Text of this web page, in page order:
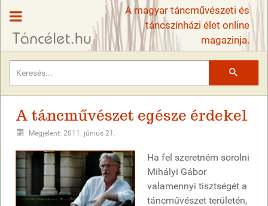
A magyar táncművészeti és
táncszínházi élet online
magazinja.
A táncművészet egésze érdekel
Megjelent: 2011. június 21.
Ha fel szeretném sorolni
Mihályi Gábor
valamennyi tisztségét a
táncművészet területén,